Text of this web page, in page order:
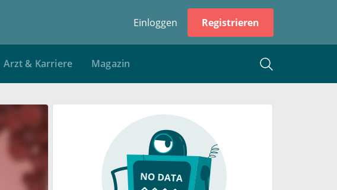
Einloggen Registrieren
Arzt & Karriere Magazin